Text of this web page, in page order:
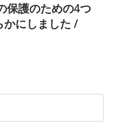
保護のための4つ
かにしました /